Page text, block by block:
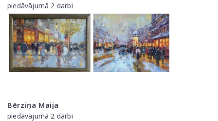
piedāvājumā 2 darbi
Bērziņa Maija
piedāvājumā 2 darbi